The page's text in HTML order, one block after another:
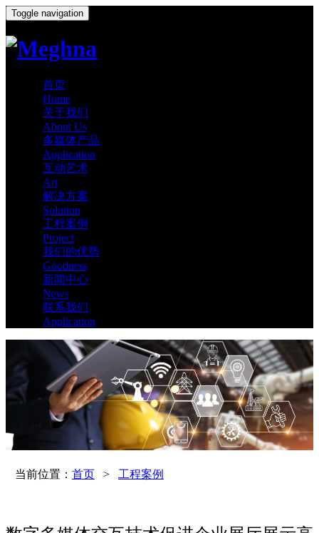
Toggle navigation
首页
Home
关于我们
About Us
多媒体产品
Application
互动艺术
Art
解决方案
Solution
工程案例
Project
我们的优势
Goodness
新闻中心
News
联系我们
Application
当前位置： 首页> 工程案例